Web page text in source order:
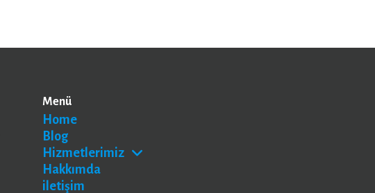
Menü
Home
Blog
Hizmetlerimiz
Hakkımda
iletişim